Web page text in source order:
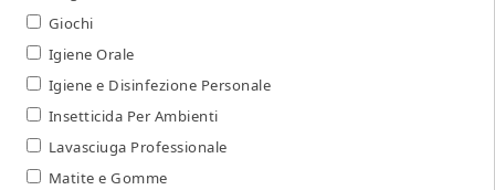
Giochi
Igiene Orale
Igiene e Disinfezione Personale
Insetticida Per Ambienti
Lavasciuga Professionale
Matite e Gomme